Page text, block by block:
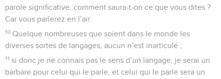
parole significative, comment saura-t-on ce que vous dites ?
Car vous parlerez en l’air.
10 Quelque nombreuses que soient dans le monde les
diverses sortes de langages, aucun n’est inarticulé ;
11 si donc je ne connais pas le sens d’un langage, je serai un
barbare pour celui qui le parle, et celui qui le parle sera un